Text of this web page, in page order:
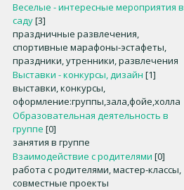
Веселые - интересные мероприятия в
саду[3]
праздничные развлечения,
спортивные марафоны-эстафеты,
праздники, утренники, развлечения
Выставки - конкурсы, дизайн [1]
выставки, конкурсы,
оформление:группы,зала,фойе,холла
Образовательная деятельность в
группе [0]
занятия в группе
Взаимодействие с родителями [0]
работа с родителями, мастер-классы,
совместные проекты